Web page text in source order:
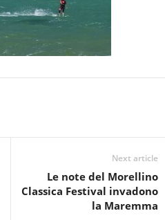
Next article
Le note del Morellino
Classica Festival invadono
la Maremma